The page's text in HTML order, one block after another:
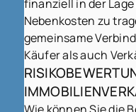
finanziell in der
Nebenkosten zu
gemeinsame
Käufer als auch